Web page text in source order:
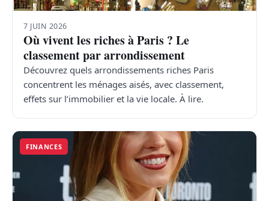
7 JUIN 2026
Où vivent les riches à Paris ? Le
classement par arrondissement
Découvrez quels arrondissements riches Paris
concentrent les ménages aisés, avec classement,
effets sur l’immobilier et la vie locale. À lire.
FINANCES